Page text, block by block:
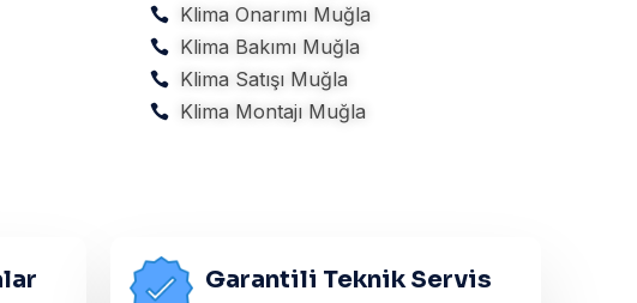
Klima Onarımı Muğla
Klima Bakımı Muğla
Klima Satışı Muğla
Klima Montajı Muğla
Garantili Teknik Servis